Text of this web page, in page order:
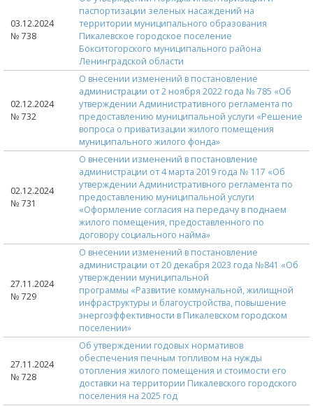
03.12.2024
№ 738
паспортизации зеленых насаждений на
территории муниципального образования
Пикалевское городское поселение
Бокситогорского муниципального района
Ленинградской области
02.12.2024
№ 732
О внесении изменений в постановление
администрации от 2 ноября 2022 года № 785 «Об
утверждении Административного регламента по
предоставлению муниципальной услуги «Решение
вопроса о приватизации жилого помещения
муниципального жилого фонда»
02.12.2024
№ 731
О внесении изменений в постановление
администрации от 4 марта 2019 года № 117 «Об
утверждении Административного регламента по
предоставлению муниципальной услуги
«Оформление согласия на передачу в поднаем
жилого помещения, предоставленного по
договору социального найма»
27.11.2024
№ 729
О внесении изменений в постановление
администрации от 20 декабря 2023 года №841 «Об
утверждении муниципальной
программы «Развитие коммунальной, жилищной
инфраструктуры и благоустройства, повышение
энергоэффективности в Пикалевском городском
поселении»
27.11.2024
№ 728
Об утверждении годовых нормативов
обеспечения печным топливом на нужды
отопления жилого помещения и стоимости его
доставки на территории Пикалевского городского
поселения на 2025 год